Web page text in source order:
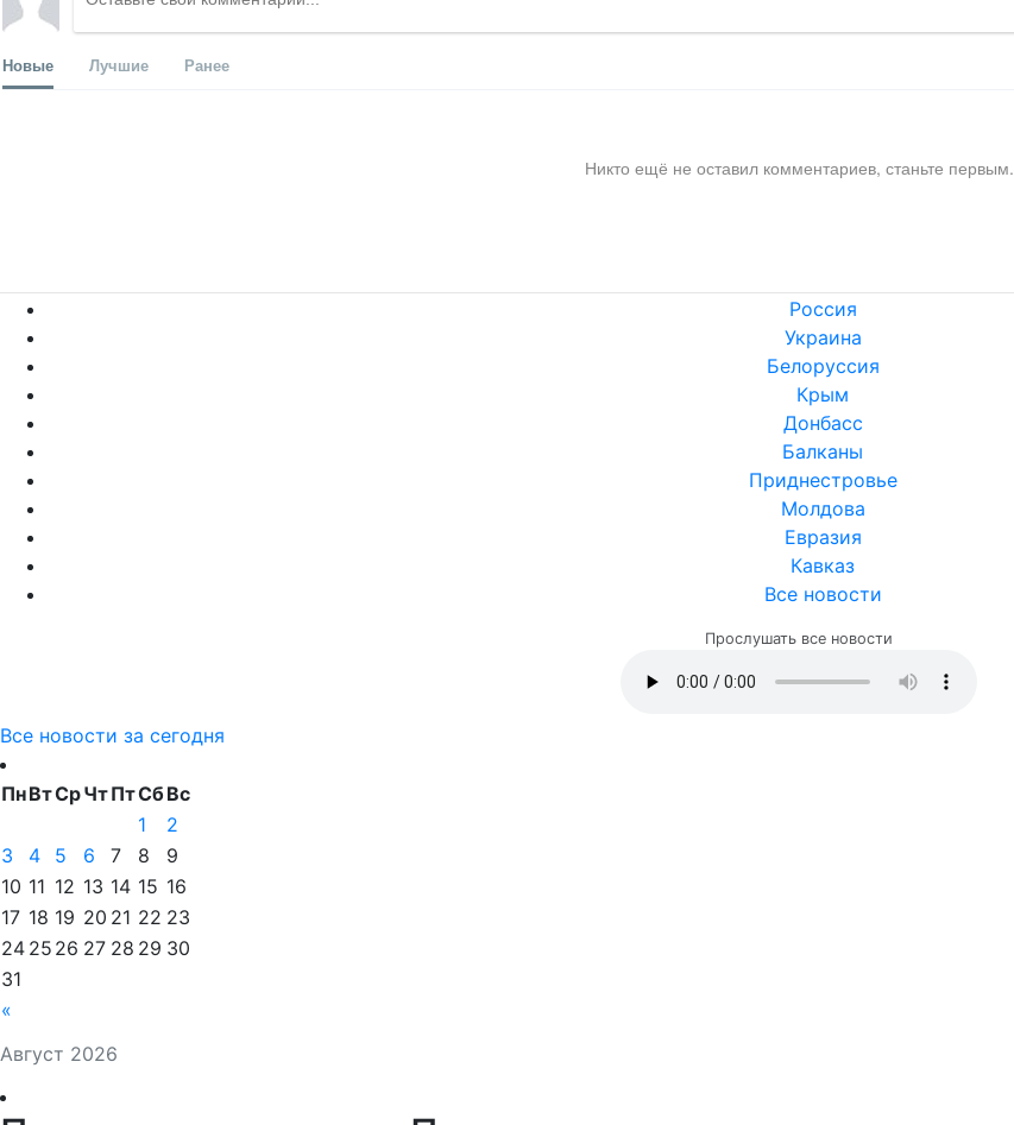
Новые Лучшие Ранее
Никто ещё не оставил комментариев, станьте первым.
Россия
Украина
Белоруссия
Крым
Донбасс
Балканы
Приднестровье
Молдова
Евразия
Кавказ
Все новости
Прослушать все новости
Все новости за сегодня
Август 2026
ПнВтСрЧтПтСбВс
«
1
2
3
4 5 6 7 8
9
10 11 12 13 14 15 16
17 18 19 20 21 22 23
24 25 26 27 28 29 30
31